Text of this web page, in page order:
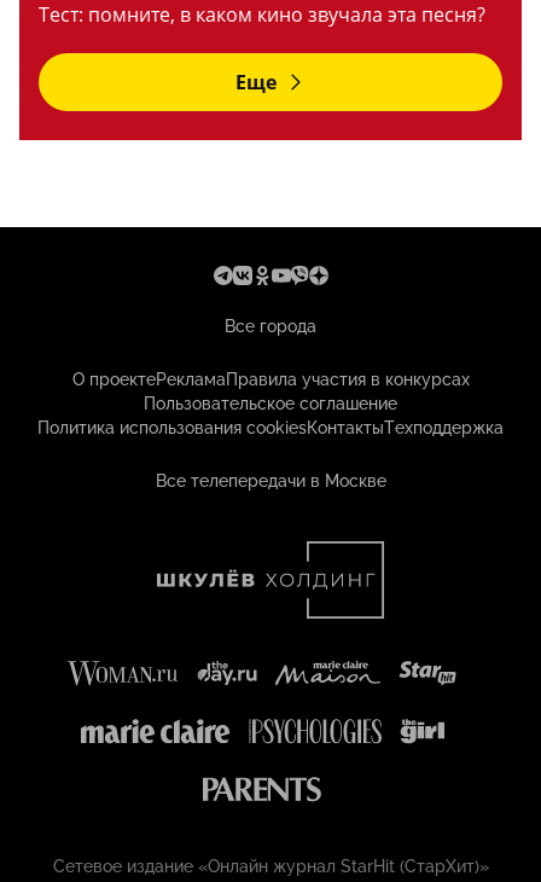
Тест: помните, в каком кино звучала эта песня?
Еще
Все города
О проектеРекламаПравила участия в конкурсах
Пользовательское соглашение
Политика использования cookiesКонтактыТехподдержка
Все телепередачи в Москве
Сетевое издание «Онлайн журнал StarHit (СтарХит)»